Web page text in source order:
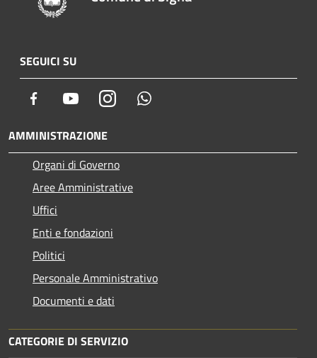
SEGUICI SU
Facebook YoutubeInstagram
AMMINISTRAZIONE
Organi di Governo
Aree Amministrative
Uffici
Enti e fondazioni
Politici
Personale Amministrativo
Documenti e dati
CATEGORIE DI SERVIZIO